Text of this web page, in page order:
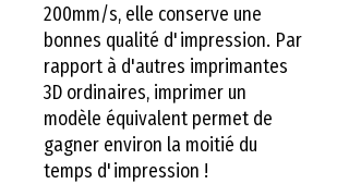
200mm/s, elle conserve une
bonnes qualité d'impression. Par
rapport à d'autres imprimantes
3D ordinaires, imprimer un
modèle équivalent permet de
gagner environ la moitié du
temps d'impression !